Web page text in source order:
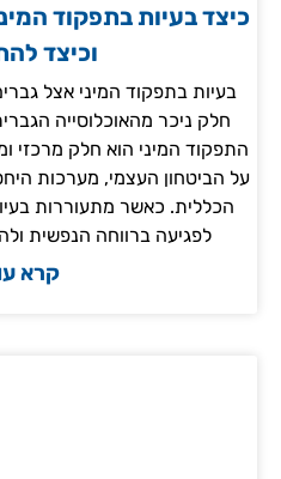
כיצד בעיות בתפקוד
וכיצד
בעיות בתפקוד המיני אצל
חלק ניכר מהאוכלוסייה
התפקוד המיני הוא חלק מרכזי
על הביטחון העצמי, מערכות
הכללית. כאשר מתעוררות
לפגיעה ברווחה הנפשית
קרא